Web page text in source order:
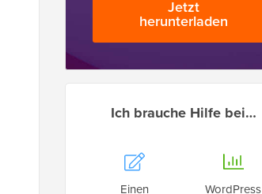
Jetzt
herunterladen
Ich brauche Hilfe bei…
Einen
WordPress